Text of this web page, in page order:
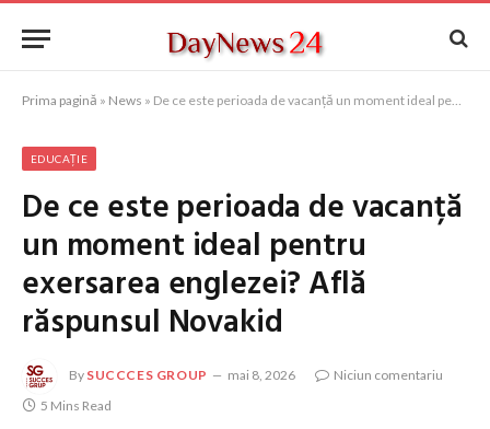
Prima pagină » News » De ce este perioada de vacanță un moment ideal pentru exersarea englezei? Află răspunsul Novakid
EDUCAȚIE
De ce este perioada de vacanță
un moment ideal pentru
exersarea englezei? Află
răspunsul Novakid
By SUCCCES GROUP mai 8, 2026
Niciun comentariu
5 Mins Read